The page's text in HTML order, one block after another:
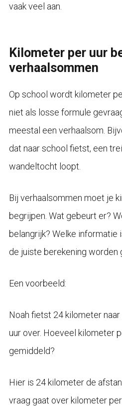
vaak veel aan.
Kilometer per uur
verhaalsommen
Op school wordt kilometer
niet als losse formule
meestal een verhaalsom.
dat naar school fietst, een
wandeltocht loopt.
Bij verhaalsommen moet je
begrijpen. Wat gebeurt er?
belangrijk? Welke informatie
de juiste berekening worden
Een voorbeeld:
Noah fietst 24 kilometer
uur over. Hoeveel kilometer
gemiddeld?
Hier is 24 kilometer de
vraag gaat over kilometer